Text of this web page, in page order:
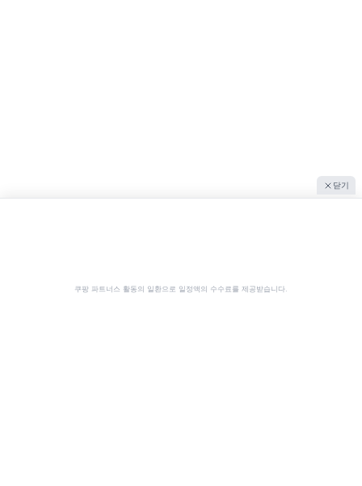
닫기
쿠팡 파트너스 활동의 일환으로 일정액의 수수료를 제공받습니다.